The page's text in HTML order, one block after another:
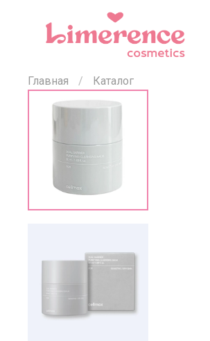
Главная
Каталог